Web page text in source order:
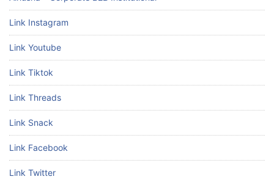
Link Instagram
Link Youtube
Link Tiktok
Link Threads
Link Snack
Link Facebook
Link Twitter